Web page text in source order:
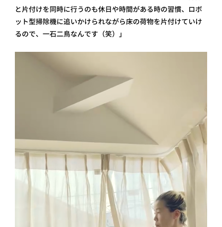
と片付けを同時に行うのも休日や時間がある時の習慣、ロボ
ット型掃除機に追いかけられながら床の荷物を片付けていけ
るので、一石二鳥なんです（笑）」